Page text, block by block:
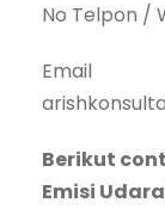
No Telpon
Berikut
Emisi